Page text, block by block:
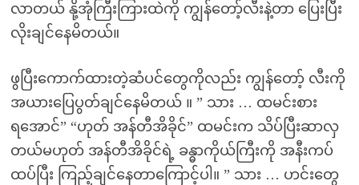
လာတယ် နို့အုံကြီးကြားထဲကို ကျွန်တော့်လီးနဲ့တာ ပြေးပြီး
လိုးချင်နေမိတယ်။
ဖွပြီးကောက်ထားတဲ့ဆံပင်တွေကိုလည်း ကျွန်တော့် လီးကို
အယားပြေပွတ်ချင်နေမိတယ် ။ ” သား … ထမင်းစား
ရအောင်” “ဟုတ် အန်တီအိခိုင်” ထမင်းက သိပ်ပြီးဆာလှ
တယ်မဟုတ် အန်တီအိခိုင်ရဲ့ ခန္ဓာကိုယ်ကြီးကို အနီးကပ်
ထပ်ပြီး ကြည့်ချင်နေတာကြောင့်ပါ။ ” သား … ဟင်းတွေ